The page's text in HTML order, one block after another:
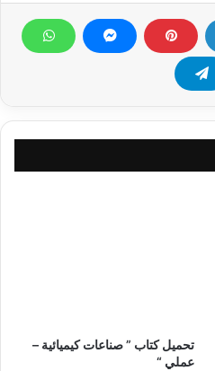
تحميل كتاب ” صناعات كيميائية –
عملي “